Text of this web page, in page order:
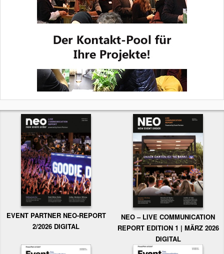
EVENT PARTNER NEO-REPORT
2/2026 DIGITAL
NEO – LIVE COMMUNICATION
REPORT EDITION 1 | MÄRZ 2026
DIGITAL